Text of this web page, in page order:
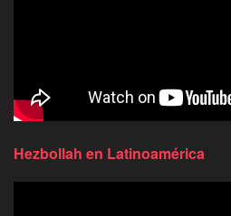
Hezbollah en Latinoamérica